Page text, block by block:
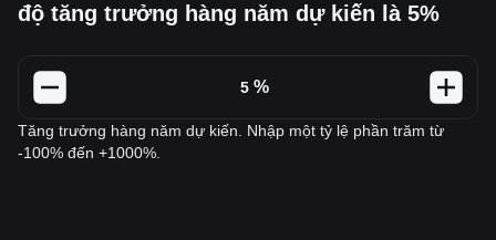
độ tăng trưởng hàng năm dự kiến là 5%
%
Tăng trưởng hàng năm dự kiến. Nhập một tỷ lệ phần trăm từ
-100% đến +1000%.